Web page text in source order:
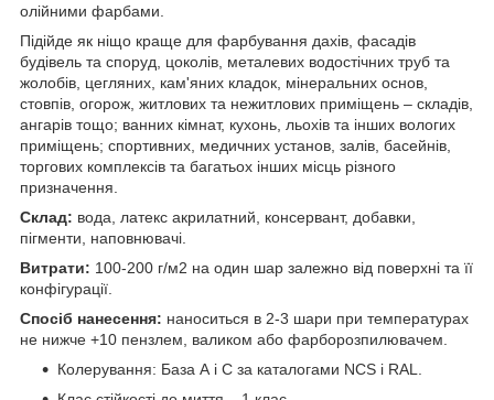
олійними фарбами.
Підійде як ніщо краще для фарбування дахів, фасадів
будівель та споруд, цоколів, металевих водостічних труб та
жолобів, цегляних, кам'яних кладок, мінеральних основ,
стовпів, огорож, житлових та нежитлових приміщень – складів,
ангарів тощо; ванних кімнат, кухонь, льохів та інших вологих
приміщень; спортивних, медичних установ, залів, басейнів,
торгових комплексів та багатьох інших місць різного
призначення.
Склад: вода, латекс акрилатний, консервант, добавки,
пігменти, наповнювачі.
Витрати: 100-200 г/м2 на один шар залежно від поверхні та її
конфігурації.
Спосіб нанесення: наноситься в 2-3 шари при температурах
не нижче +10 пензлем, валиком або фарборозпилювачем.
Колерування: База А і С за каталогами NCS і RAL.